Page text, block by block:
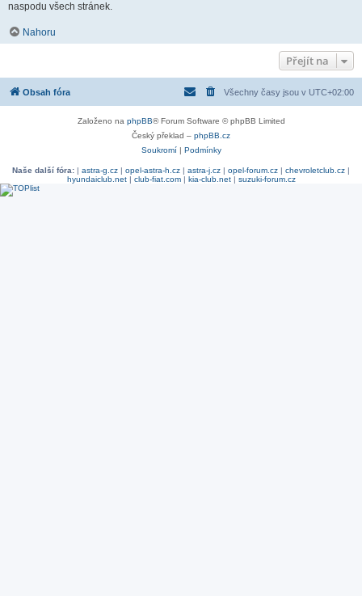
naspodu všech stránek.
Nahoru
Přejít na
Obsah fóra Všechny časy jsou v UTC+02:00
Založeno na phpBB® Forum Software © phpBB Limited
Český překlad – phpBB.cz
Soukromí| Podmínky
Naše další fóra: | astra-g.cz | opel-astra-h.cz | astra-j.cz | opel-forum.cz | chevroletclub.cz |
hyundaiclub.net| club-fiat.com| kia-club.net| suzuki-forum.cz